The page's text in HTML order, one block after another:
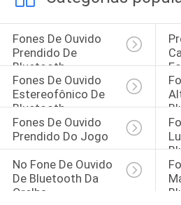
Fones De Ouvido
Prendido De
Bluetooth
Fones De Ouvido
Estereofônico De
Bluetooth
Fones De Ouvido
Prendido Do Jogo
No Fone De Ouvido
De Bluetooth Da
Orelha